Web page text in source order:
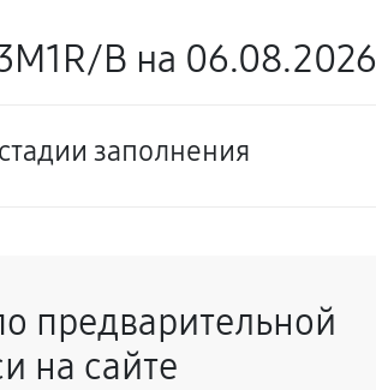
B на 06.08.2026
заполнения
предварительной
на сайте